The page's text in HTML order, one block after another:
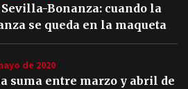
Bonanza: cuando la
se queda en la maqueta
de 2020
suma entre marzo y abril de